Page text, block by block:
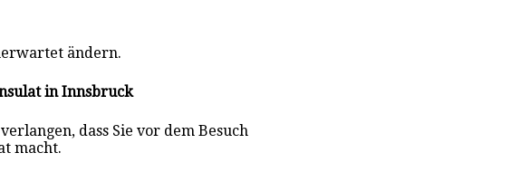
ändern.
in Innsbruck
dass Sie vor dem Besuch
macht.